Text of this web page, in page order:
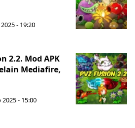
- 19:20
2.2. Mod APK
Mediafire,
2025 - 15:00